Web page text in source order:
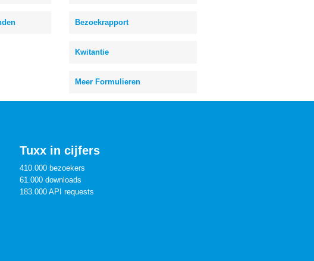
Bezoekrapport
Kwitantie
Meer Formulieren
Tuxx in cijfers
410.000 bezoekers
61.000 downloads
183.000 API requests